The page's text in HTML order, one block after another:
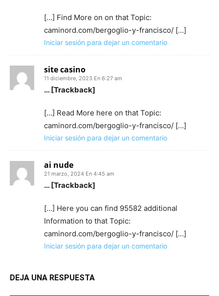
[…] Find More on on that Topic:
caminord.com/bergoglio-y-francisco/ […]
Iniciar sesión para dejar un comentario
site casino
11 diciembre, 2023 En 6:27 am
… [Trackback]
[…] Read More here on that Topic:
caminord.com/bergoglio-y-francisco/ […]
Iniciar sesión para dejar un comentario
ai nude
21 marzo, 2024 En 4:45 am
… [Trackback]
[…] Here you can find 95582 additional
Information to that Topic:
caminord.com/bergoglio-y-francisco/ […]
Iniciar sesión para dejar un comentario
DEJA UNA RESPUESTA